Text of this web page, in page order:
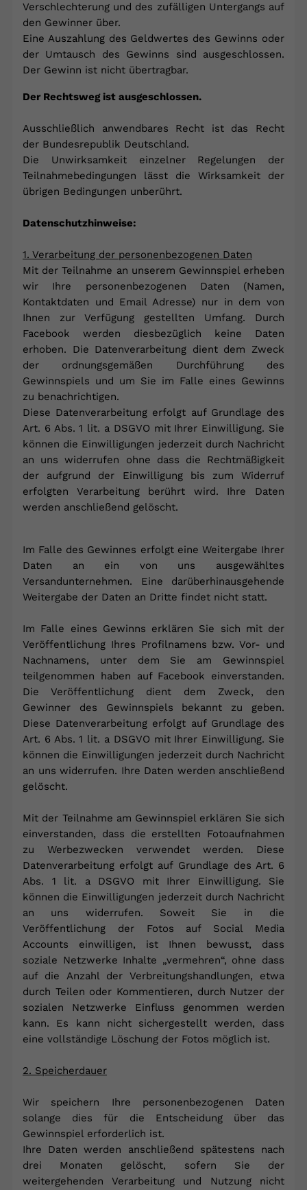
Verschlechterung und des zufälligen Untergangs auf
den Gewinner über.
Eine Auszahlung des Geldwertes des Gewinns oder
der Umtausch des Gewinns sind ausgeschlossen.
Der Gewinn ist nicht übertragbar.
Der Rechtsweg ist ausgeschlossen.
Ausschließlich anwendbares Recht ist das Recht
der Bundesrepublik Deutschland.
Die Unwirksamkeit einzelner Regelungen der
Teilnahmebedingungen lässt die Wirksamkeit der
übrigen Bedingungen unberührt.
Datenschutzhinweise:
1. Verarbeitung der personenbezogenen Daten
Mit der Teilnahme an unserem Gewinnspiel erheben
wir Ihre personenbezogenen Daten (Namen,
Kontaktdaten und Email Adresse) nur in dem von
Ihnen zur Verfügung gestellten Umfang. Durch
Facebook werden diesbezüglich keine Daten
erhoben. Die Datenverarbeitung dient dem Zweck
der ordnungsgemäßen Durchführung des
Gewinnspiels und um Sie im Falle eines Gewinns
zu benachrichtigen.
Diese Datenverarbeitung erfolgt auf Grundlage des
Art. 6 Abs. 1 lit. a DSGVO mit Ihrer Einwilligung. Sie
können die Einwilligungen jederzeit durch Nachricht
an uns widerrufen ohne dass die Rechtmäßigkeit
der aufgrund der Einwilligung bis zum Widerruf
erfolgten Verarbeitung berührt wird. Ihre Daten
werden anschließend gelöscht.
Im Falle des Gewinnes erfolgt eine Weitergabe Ihrer
Daten an ein von uns ausgewähltes
Versandunternehmen. Eine darüberhinausgehende
Weitergabe der Daten an Dritte findet nicht statt.
Im Falle eines Gewinns erklären Sie sich mit der
Veröffentlichung Ihres Profilnamens bzw. Vor- und
Nachnamens, unter dem Sie am Gewinnspiel
teilgenommen haben auf Facebook einverstanden.
Die Veröffentlichung dient dem Zweck, den
Gewinner des Gewinnspiels bekannt zu geben.
Diese Datenverarbeitung erfolgt auf Grundlage des
Art. 6 Abs. 1 lit. a DSGVO mit Ihrer Einwilligung. Sie
können die Einwilligungen jederzeit durch Nachricht
an uns widerrufen. Ihre Daten werden anschließend
gelöscht.
Mit der Teilnahme am Gewinnspiel erklären Sie sich
einverstanden, dass die erstellten Fotoaufnahmen
zu Werbezwecken verwendet werden. Diese
Datenverarbeitung erfolgt auf Grundlage des Art. 6
Abs. 1 lit. a DSGVO mit Ihrer Einwilligung. Sie
können die Einwilligungen jederzeit durch Nachricht
an uns widerrufen. Soweit Sie in die
Veröffentlichung der Fotos auf Social Media
Accounts einwilligen, ist Ihnen bewusst, dass
soziale Netzwerke Inhalte „vermehren“, ohne dass
auf die Anzahl der Verbreitungshandlungen, etwa
durch Teilen oder Kommentieren, durch Nutzer der
sozialen Netzwerke Einfluss genommen werden
kann. Es kann nicht sichergestellt werden, dass
eine vollständige Löschung der Fotos möglich ist.
2. Speicherdauer
Wir speichern Ihre personenbezogenen Daten
solange dies für die Entscheidung über das
Gewinnspiel erforderlich ist.
Ihre Daten werden anschließend spätestens nach
drei Monaten gelöscht, sofern Sie der
weitergehenden Verarbeitung und Nutzung nicht